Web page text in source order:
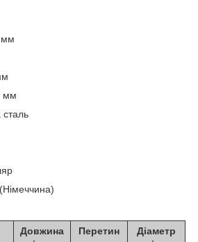
мм
мм
сталь
Довжина
Перетин
Діаметр